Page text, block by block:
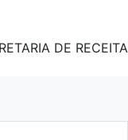
DE RECEITA